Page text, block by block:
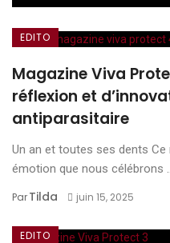
EDITO
Magazine Viva
réflexion et
antiparasitaire
Un an et toutes ses dents Ce
émotion que nous célébrons
ParTilda juin 15, 2025
EDITO